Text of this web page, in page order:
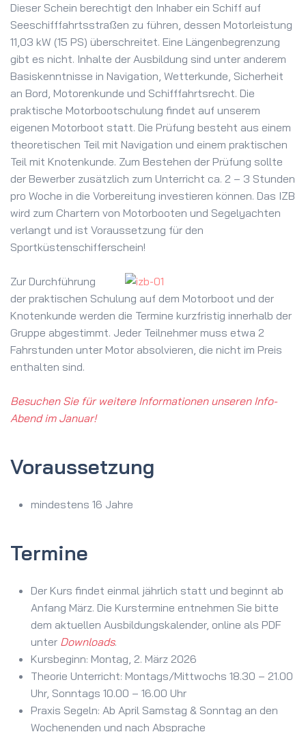
Dieser Schein berechtigt den Inhaber ein Schiff auf
Seeschifffahrtsstraßen zu führen, dessen Motorleistung
11,03 kW (15 PS) überschreitet. Eine Längenbegrenzung
gibt es nicht. Inhalte der Ausbildung sind unter anderem
Basiskenntnisse in Navigation, Wetterkunde, Sicherheit
an Bord, Motorenkunde und Schifffahrtsrecht. Die
praktische Motorbootschulung findet auf unserem
eigenen Motorboot statt. Die Prüfung besteht aus einem
theoretischen Teil mit Navigation und einem praktischen
Teil mit Knotenkunde. Zum Bestehen der Prüfung sollte
der Bewerber zusätzlich zum Unterricht ca. 2 – 3 Stunden
pro Woche in die Vorbereitung investieren können. Das IZB
wird zum Chartern von Motorbooten und Segelyachten
verlangt und ist Voraussetzung für den
Sportküstenschifferschein!
Zur Durchführung
der praktischen Schulung auf dem Motorboot und der
Knotenkunde werden die Termine kurzfristig innerhalb der
Gruppe abgestimmt. Jeder Teilnehmer muss etwa 2
Fahrstunden unter Motor absolvieren, die nicht im Preis
enthalten sind.
Besuchen Sie für weitere Informationen unseren Info-
Abend im Januar!
Voraussetzung
mindestens 16 Jahre
Termine
Der Kurs findet einmal jährlich statt und beginnt ab
Anfang März. Die Kurstermine entnehmen Sie bitte
dem aktuellen Ausbildungskalender, online als PDF
unter Downloads.
Kursbeginn: Montag, 2. März 2026
Theorie Unterricht: Montags/Mittwochs 18.30 – 21.00
Uhr, Sonntags 10.00 – 16.00 Uhr
Praxis Segeln: Ab April Samstag & Sonntag an den
Wochenenden und nach Absprache